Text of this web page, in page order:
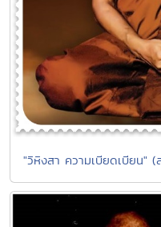
"วิหิงสา ความเบียดเบียน"